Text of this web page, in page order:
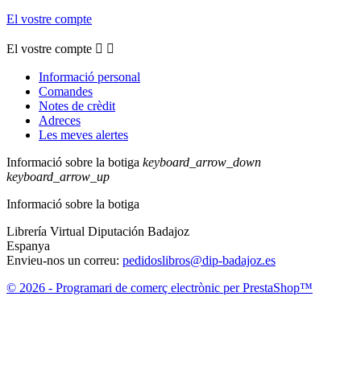
El vostre compte
El vostre compte  
Informació personal
Comandes
Notes de crèdit
Adreces
Les meves alertes
Informació sobre la botiga keyboard_arrow_down
keyboard_arrow_up
Informació sobre la botiga
Librería Virtual Diputación Badajoz
Espanya
Envieu-nos un correu: pedidoslibros@dip-badajoz.es
© 2026 - Programari de comerç electrònic per PrestaShop™